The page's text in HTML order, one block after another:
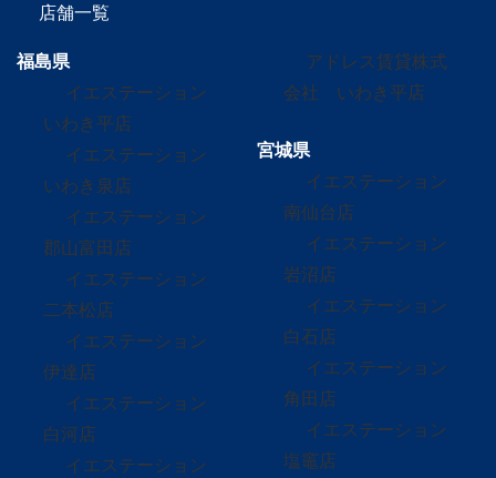
店舗一覧
福島県
イエステーション
いわき平店
イエステーション
いわき泉店
イエステーション
郡山富田店
イエステーション
二本松店
イエステーション
伊達店
イエステーション
白河店
イエステーション
アドレス賃貸株式
会社 いわき平店
宮城県
イエステーション
南仙台店
イエステーション
岩沼店
イエステーション
白石店
イエステーション
角田店
イエステーション
塩竈店